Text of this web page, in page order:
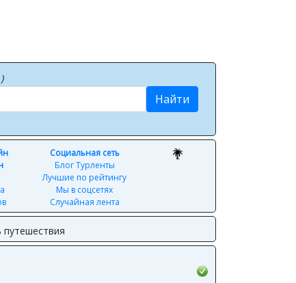
)
Найти
Социальная сеть
Блог Турленты
Лучшие по рейтингу
Мы в соцсетях
Случайная лента